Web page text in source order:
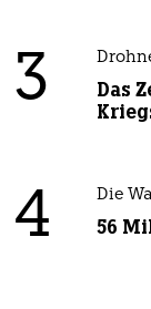
3
Das
4 Die
56